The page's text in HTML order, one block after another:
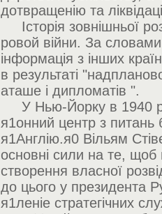
дотвращенію та
Історія зовнішньої
ровой війни. За
інформація з інших
в результаті
аташе і дипломатів ".
У Нью-Йорку в 1940
я1онний центр з питань
я1Англію.я0 Вільям
основні сили на те, щоб
створення власної
до цього у президента
я1леніе стратегічних